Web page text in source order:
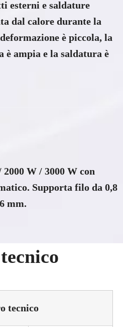
esterni e saldature
dal calore durante la
è piccola, la
ampia e la saldatura è
W / 3000 W con
Supporta filo da 0,8
mm.
tecnico